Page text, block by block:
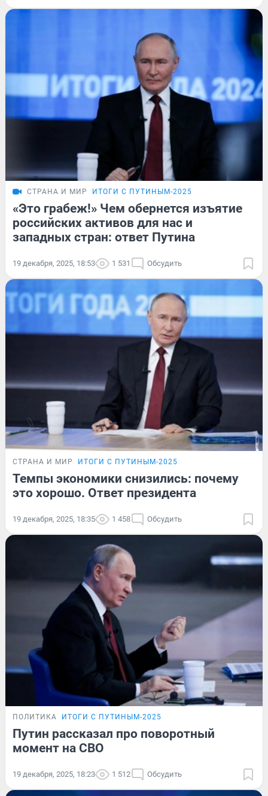
СТРАНА И МИР ИТОГИ С ПУТИНЫМ-2025
«Это грабеж!» Чем обернется изъятие
российских активов для нас и
западных стран: ответ Путина
19 декабря, 2025, 18:53 1 531 Обсудить
СТРАНА И МИР ИТОГИ С ПУТИНЫМ-2025
Темпы экономики снизились: почему
это хорошо. Ответ президента
19 декабря, 2025, 18:35 1 458 Обсудить
ПОЛИТИКА ИТОГИ С ПУТИНЫМ-2025
Путин рассказал про поворотный
момент на СВО
19 декабря, 2025, 18:23 1 512 Обсудить